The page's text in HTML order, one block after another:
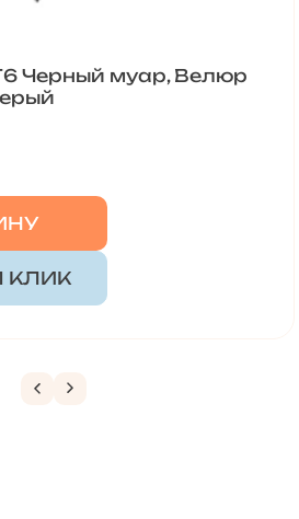
Черный муар, Велюр
КЛИК